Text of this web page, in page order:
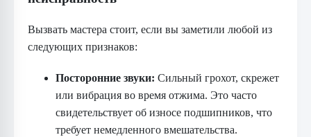
Вызвать мастера стоит, если вы заметили любой из
следующих признаков:
Посторонние звуки: Сильный грохот, скрежет
или вибрация во время отжима. Это часто
свидетельствует об износе подшипников, что
требует немедленного вмешательства.